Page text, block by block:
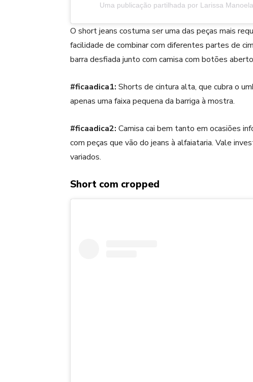
Uma publicação partilhada por Larissa
O short jeans costuma ser uma das peças mais
facilidade de combinar com diferentes partes de
barra desfiada junto com camisa com botões
#ficaadica1: Shorts de cintura alta, que cubra o
apenas uma faixa pequena da barriga à mostra.
#ficaadica2: Camisa cai bem tanto em ocasiões
com peças que vão do jeans à alfaiataria. Vale
variados.
Short com cropped